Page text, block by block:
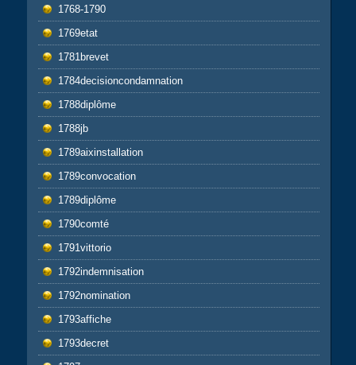
1768-1790
1769etat
1781brevet
1784decisioncondamnation
1788diplôme
1788jb
1789aixinstallation
1789convocation
1789diplôme
1790comté
1791vittorio
1792indemnisation
1792nomination
1793affiche
1793decret